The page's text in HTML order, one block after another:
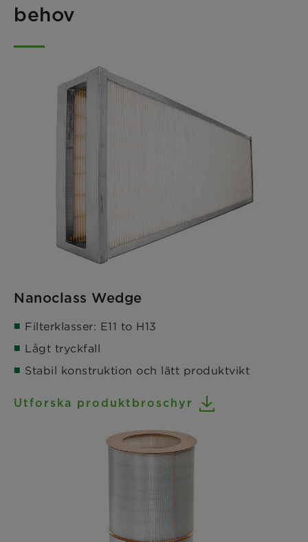
behov
Nanoclass Wedge
Filterklasser: E11 to H13
Lågt tryckfall
Stabil konstruktion och lätt produktvikt
Utforska produktbroschyr